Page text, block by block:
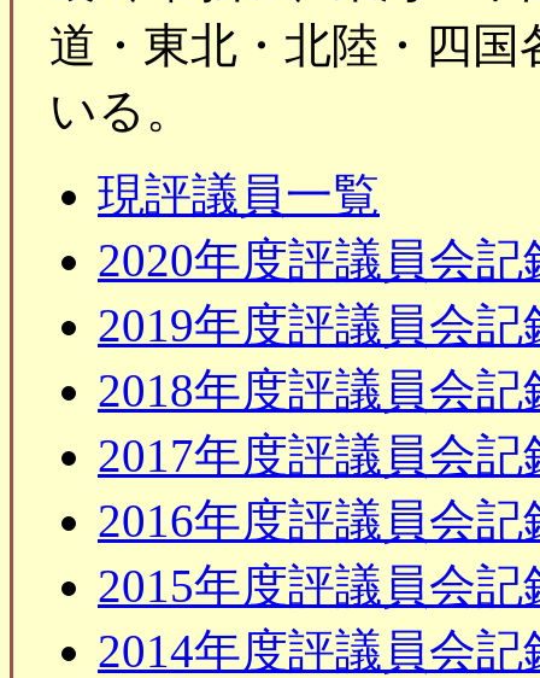
道・東北・北陸・四
いる。
現評議員一覧
2020年度評議員会記
2019年度評議員会記
2018年度評議員会記
2017年度評議員会記
2016年度評議員会記
2015年度評議員会記
2014年度評議員会記